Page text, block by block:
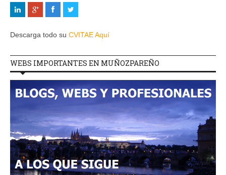
Descarga todo su CVITAE Aquí
WEBS IMPORTANTES EN MUÑOZPAREÑO